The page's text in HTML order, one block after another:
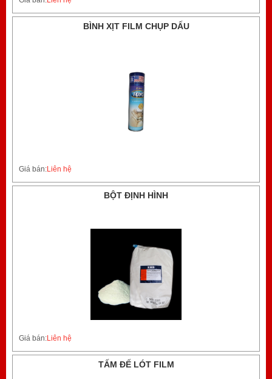
BÌNH XỊT FILM CHỤP DẤU
Giá bán:Liên hệ
BỘT ĐỊNH HÌNH
Giá bán:Liên hệ
TẤM ĐẾ LÓT FILM